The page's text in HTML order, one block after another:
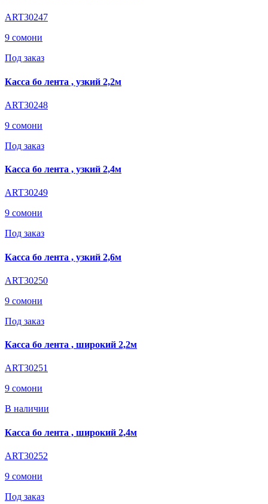
ART30247
9 сомони
Под заказ
Касса бо лента , узкий 2,2м
ART30248
9 сомони
Под заказ
Касса бо лента , узкий 2,4м
ART30249
9 сомони
Под заказ
Касса бо лента , узкий 2,6м
ART30250
9 сомони
Под заказ
Касса бо лента , широкий 2,2м
ART30251
9 сомони
В наличии
Касса бо лента , широкий 2,4м
ART30252
9 сомони
Под заказ